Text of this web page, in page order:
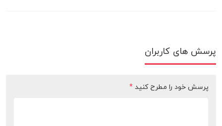
پرسش های کاربران
پرسش خود را مطرح کنید *